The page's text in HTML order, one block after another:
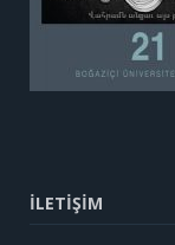
İLETİŞİM